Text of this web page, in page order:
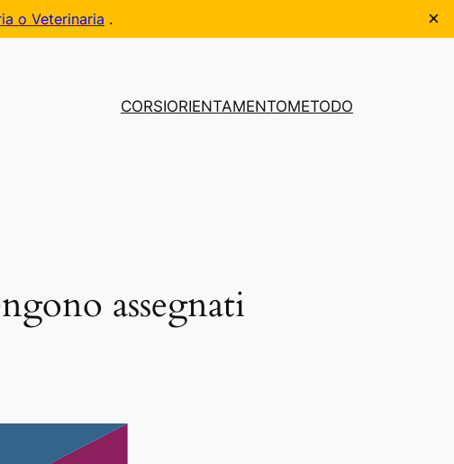
o Veterinaria . ×
CORSIORIENTAMENTOMETODO
assegnati